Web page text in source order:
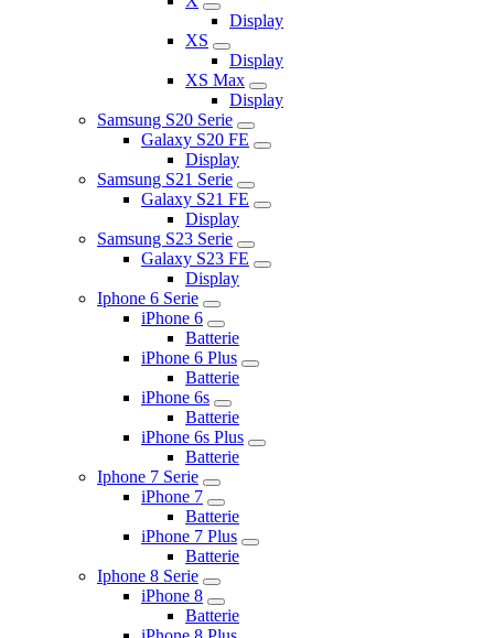
Display
XS
Display
XS Max
Display
Samsung S20 Serie
Galaxy S20 FE
Display
Samsung S21 Serie
Galaxy S21 FE
Display
Samsung S23 Serie
Galaxy S23 FE
Display
Iphone 6 Serie
iPhone 6
Batterie
iPhone 6 Plus
Batterie
iPhone 6s
Batterie
iPhone 6s Plus
Batterie
Iphone 7 Serie
iPhone 7
Batterie
iPhone 7 Plus
Batterie
Iphone 8 Serie
iPhone 8
Batterie